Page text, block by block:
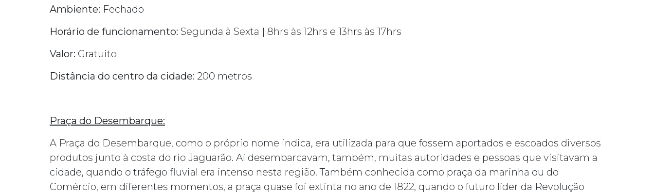
Ambiente: Fechado
Horário de funcionamento: Segunda à Sexta | 8hrs às 12hrs e 13hrs às 17hrs
Valor: Gratuito
Distância do centro da cidade: 200 metros
Praça do Desembarque:
A Praça do Desembarque, como o próprio nome indica, era utilizada para que fossem aportados e escoados diversos
produtos junto à costa do rio Jaguarão. Aí desembarcavam, também, muitas autoridades e pessoas que visitavam a
cidade, quando o tráfego fluvial era intenso nesta região. Também conhecida como praça da marinha ou do
Comércio, em diferentes momentos, a praça quase foi extinta no ano de 1822, quando o futuro líder da Revolução